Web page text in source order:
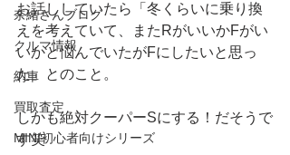
奈緒さんブログ
クルマ情報
納車
買取査定
MINI初心者向けシリーズ
お話ししていたら「冬くらいに乗り換
えを考えていて、またRがいいかFがい
いかと悩んでいたがFにしたいと思っ
た」とのこと。
しかも絶対クーパーSにする！だそうで
す笑